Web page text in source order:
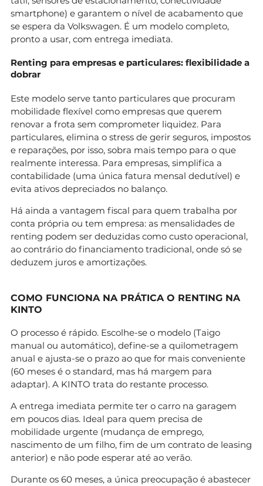
smartphone) e garantem o nível de acabamento que
se espera da Volkswagen. É um modelo completo,
pronto a usar, com entrega imediata.
Renting para empresas e particulares: flexibilidade a
dobrar
Este modelo serve tanto particulares que procuram
mobilidade flexível como empresas que querem
renovar a frota sem comprometer liquidez. Para
particulares, elimina o stress de gerir seguros, impostos
e reparações, por isso, sobra mais tempo para o que
realmente interessa. Para empresas, simplifica a
contabilidade (uma única fatura mensal dedutível) e
evita ativos depreciados no balanço.
Há ainda a vantagem fiscal para quem trabalha por
conta própria ou tem empresa: as mensalidades de
renting podem ser deduzidas como custo operacional,
ao contrário do financiamento tradicional, onde só se
deduzem juros e amortizações.
COMO FUNCIONA NA PRÁTICA O RENTING NA
KINTO
O processo é rápido. Escolhe-se o modelo (Taigo
manual ou automático), define-se a quilometragem
anual e ajusta-se o prazo ao que for mais conveniente
(60 meses é o standard, mas há margem para
adaptar). A KINTO trata do restante processo.
A entrega imediata permite ter o carro na garagem
em poucos dias. Ideal para quem precisa de
mobilidade urgente (mudança de emprego,
nascimento de um filho, fim de um contrato de leasing
anterior) e não pode esperar até ao verão.
Durante os 60 meses, a única preocupação é abastecer